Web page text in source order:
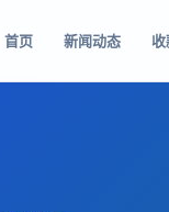
首页 新闻动态 收